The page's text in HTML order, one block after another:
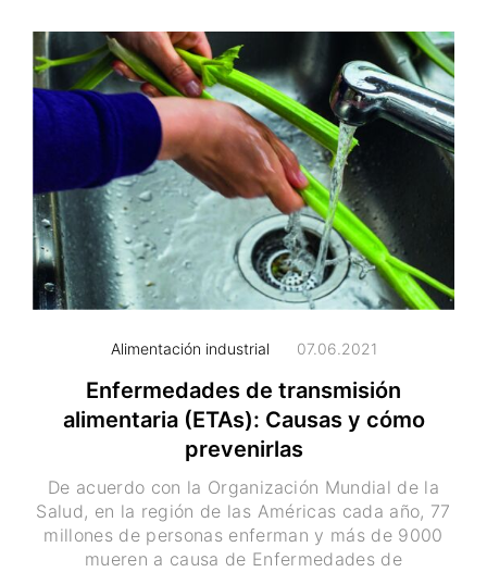
Alimentación industrial 07.06.2021
Enfermedades de transmisión
alimentaria (ETAs): Causas y cómo
prevenirlas
De acuerdo con la Organización Mundial de la
Salud, en la región de las Américas cada año, 77
millones de personas enferman y más de 9000
mueren a causa de Enfermedades de